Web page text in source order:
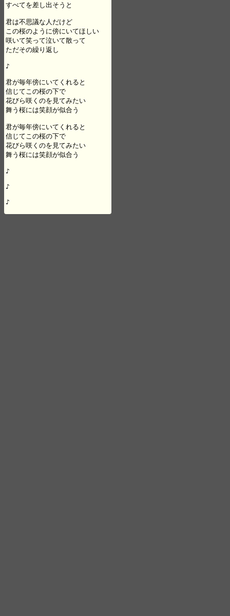
すべてを差し出そうと
君は不思議な人だけど
この桜のように傍にいてほしい
咲いて笑って泣いて散って
ただその繰り返し
♪
君が毎年傍にいてくれると
信じてこの桜の下で
花びら咲くのを見てみたい
舞う桜には笑顔が似合う
君が毎年傍にいてくれると
信じてこの桜の下で
花びら咲くのを見てみたい
舞う桜には笑顔が似合う
♪
♪
♪